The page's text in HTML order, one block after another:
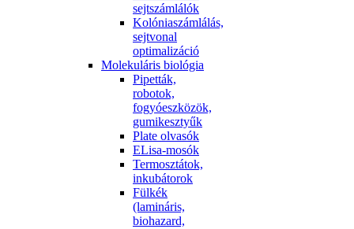
sejtszámlálók
Kolóniaszámlálás,
sejtvonal
optimalizáció
Molekuláris biológia
Pipetták,
robotok,
fogyóeszközök,
gumikesztyűk
Plate olvasók
ELisa-mosók
Termosztátok,
inkubátorok
Fülkék
(lamináris,
biohazard,